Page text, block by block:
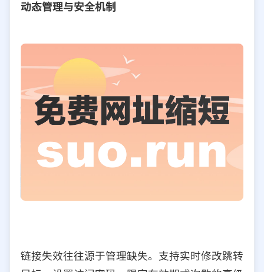
动态管理与安全机制
链接失效往往源于管理缺失。支持实时修改跳转